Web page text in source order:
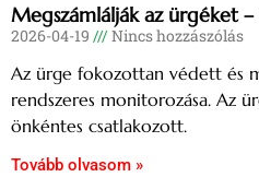
Megszámlálják az ürgéket
2026-04-19 Nincs hozzászólás
Az ürge fokozottan védett és
rendszeres monitorozása. Az
önkéntes csatlakozott.
Tovább olvasom »